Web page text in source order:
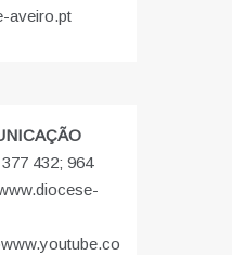
aveiro.pt
432; 964
www.youtube.co